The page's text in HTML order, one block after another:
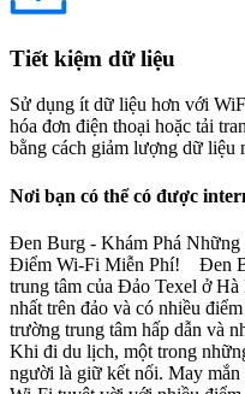
Tiết kiệm dữ liệu
Sử dụng ít dữ liệu hơn với
hóa đơn điện thoại hoặc tải
bằng cách giảm lượng dữ liệu
Nơi bạn có thể có được
Đen Burg - Khám Phá
Điểm Wi-Fi Miễn Phí! Đen
trung tâm của Đảo Texel ở
nhất trên đảo và có nhiều
trường trung tâm hấp dẫn và
Khi đi du lịch, một trong
người là giữ kết nối. May